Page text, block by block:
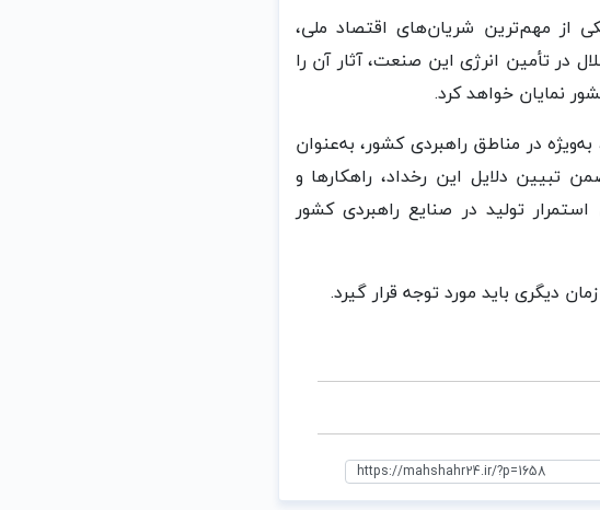
مهم‌ترین شریان‌های اقتصاد ملی،
در تأمین انرژی این صنعت، آثار آن را
نمایان خواهد کرد.
در مناطق راهبردی کشور، به‌عنوان
تبیین دلایل این رخداد، راهکارها و
تولید در صنایع راهبردی کشور
دیگری باید مورد توجه قرار گیرد.